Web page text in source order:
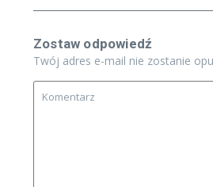
Zostaw odpowiedź
Twój adres e-mail nie zostanie